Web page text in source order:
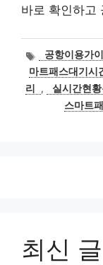
바로 확인하고
태
그
공항이용가
마트패스대기시
리
, 실시간현황
스마트
최신 글